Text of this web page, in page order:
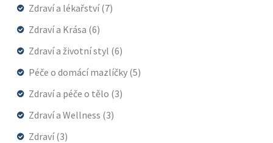
Zdraví a lékařství(7)
Zdraví a Krása (6)
Zdraví a životní styl (6)
Péče o domácí mazlíčky (5)
Zdraví a péče o tělo (3)
Zdraví a Wellness (3)
Zdraví(3)